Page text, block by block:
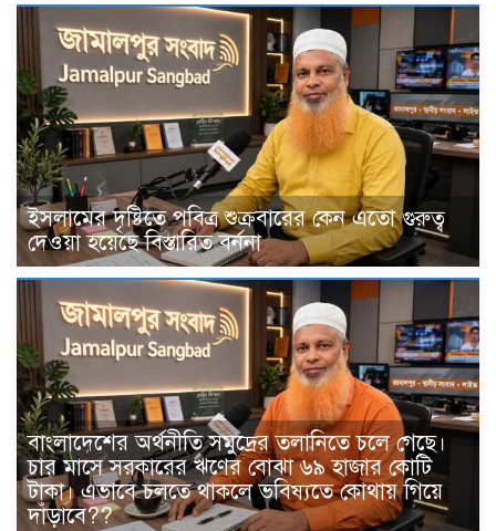
ইসলামের দৃষ্টিতে পবিত্র শুক্রবারের কেন এতো গুরুত্ব
দেওয়া হয়েছে বিস্তারিত বর্ননা
বাংলাদেশের অর্থনীতি সমুদ্রের তলানিতে চলে গেছে।
চার মাসে সরকারের ঋণের বোঝা ৬৯ হাজার কোটি
টাকা। এভাবে চলতে থাকলে ভবিষ্যতে কোথায় গিয়ে
দাঁড়াবে??